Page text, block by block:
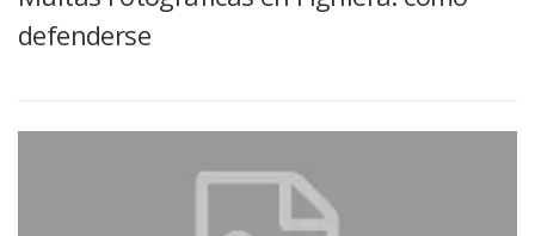
defenderse